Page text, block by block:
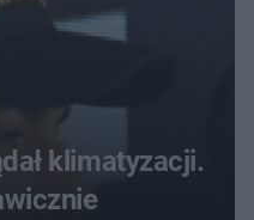
klimatyzacji.